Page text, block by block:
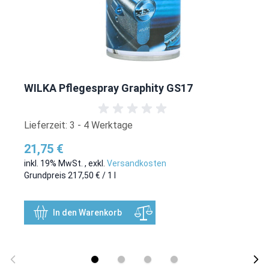
WILKA Pflegespray Graphity GS17
Lieferzeit: 3 - 4 Werktage
21,75 €
inkl. 19% MwSt. , exkl. Versandkosten
Grundpreis 217,50 € / 1 l
In den Warenkorb